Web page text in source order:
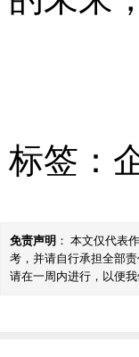
标签：
免责声明 ： 本文仅代表
考，并请自行承担全部
请在一周内进行，以便